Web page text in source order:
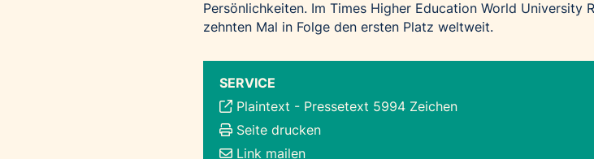
Persönlichkeiten. Im Times Higher Education World University
zehnten Mal in Folge den ersten Platz weltweit.
SERVICE
Plaintext - Pressetext 5994 Zeichen
Seite drucken
Link mailen